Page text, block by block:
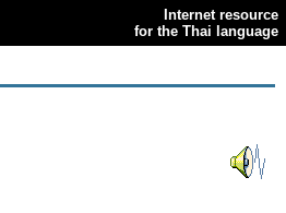
Internet resource
for the Thai language